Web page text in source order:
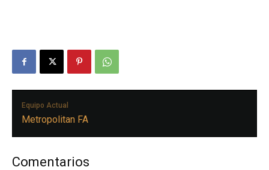
Equipo Actual
Metropolitan FA
Comentarios